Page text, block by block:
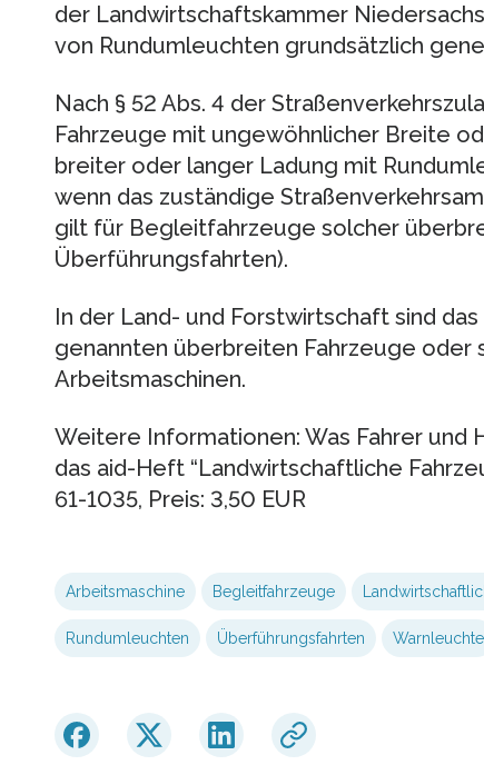
der Landwirtschaftskammer
von Rundumleuchten grundsätzlich
Nach § 52 Abs. 4 der
Fahrzeuge mit ungewöhnlicher Breite
breiter oder langer Ladung mit
wenn das zuständige
gilt für Begleitfahrzeuge solcher
Überführungsfahrten).
In der Land- und Forstwirtschaft sind
genannten überbreiten Fahrzeuge oder
Arbeitsmaschinen.
Weitere Informationen: Was Fahrer
das aid-Heft “Landwirtschaftliche
61-1035, Preis: 3,50 EUR
Arbeitsmaschine Begleitfahrzeuge
Rundumleuchten Überführungsfahrten Warnleuchte